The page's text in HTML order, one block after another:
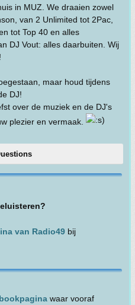
in MUZ. We draaien zowel
van 2 Unlimited tot 2Pac,
tot Top 40 en alles
DJ Vout: alles daarbuiten. Wij
maar houd tijdens
DJ!
over de muziek en de DJ's
plezier en vermaak.
van Radio49 bij
waar vooraf